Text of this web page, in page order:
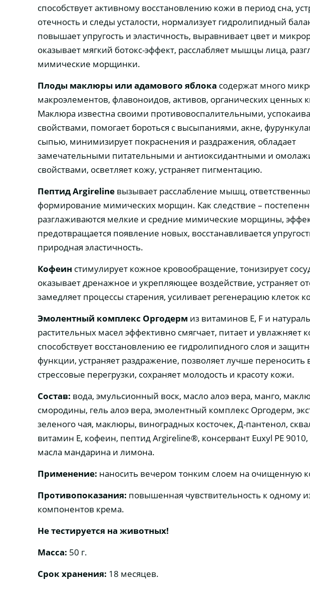
способствует активному восстановлению кожи в период сна,
отечность и следы усталости, нормализует гидролипидный
повышает упругость и эластичность, выравнивает цвет и
оказывает мягкий ботокс-эффект, расслабляет мышцы лица,
мимические морщинки.
Плоды маклюры или адамового яблока содержат много
макроэлементов, флавоноидов, активов, органических ценных
Маклюра известна своими противовоспалительными,
свойствами, помогает бороться с высыпаниями, акне,
сыпью, минимизирует покраснения и раздражения, обладает
замечательными питательными и антиоксидантными и
свойствами, осветляет кожу, устраняет пигментацию.
Пептид Argireline вызывает расслабление мышц,
формирование мимических морщин. Как следствие –
разглаживаются мелкие и средние мимические морщины,
предотвращается появление новых, восстанавливается
природная эластичность.
Кофеин стимулирует кожное кровообращение, тонизирует
оказывает дренажное и укрепляющее воздействие, устраняет
замедляет процессы старения, усиливает регенерацию клеток
Эмолентный комплекс Оргодерм из витаминов Е, F и
растительных масел эффективно смягчает, питает и увлажняет
способствует восстановлению ее гидролипидного слоя и
функции, устраняет раздражение, позволяет лучше
стрессовые перегрузки, сохраняет молодость и красоту кожи.
Состав: вода, эмульсионный воск, масло алоэ вера, манго,
смородины, гель алоэ вера, эмолентный комплекс Оргодерм,
зеленого чая, маклюры, виноградных косточек, Д-пантенол,
витамин Е, кофеин, пептид Argireline®, консервант Euxyl PE
масла мандарина и лимона.
Применение: наносить вечером тонким слоем на очищенную
Противопоказания: повышенная чувствительность к одному
компонентов крема.
Не тестируется на животных!
Масса: 50 г.
Срок хранения: 18 месяцев.